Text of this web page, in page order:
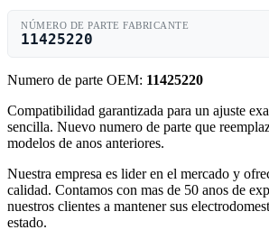
NÚMERO DE PARTE FABRICANTE
11425220
Numero de parte OEM: 11425220
Compatibilidad garantizada para un ajuste
sencilla. Nuevo numero de parte que
modelos de anos anteriores.
Nuestra empresa es lider en el mercado y
calidad. Contamos con mas de 50 anos de
nuestros clientes a mantener sus
estado.